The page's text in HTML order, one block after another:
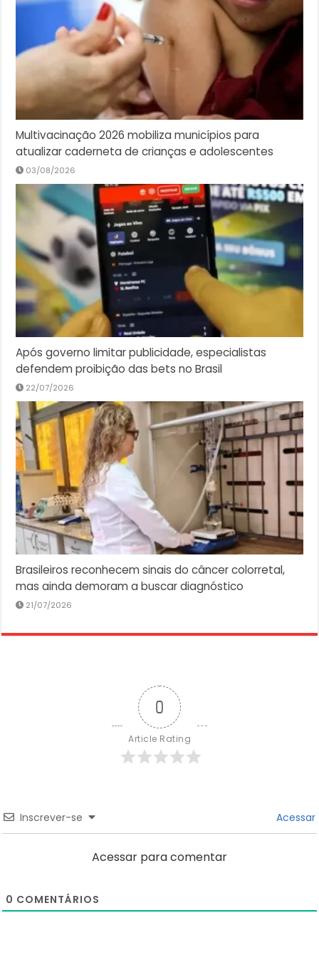
Multivacinação 2026 mobiliza municípios para
atualizar caderneta de crianças e adolescentes
03/08/2026
Após governo limitar publicidade, especialistas
defendem proibição das bets no Brasil
22/07/2026
Brasileiros reconhecem sinais do câncer colorretal,
mas ainda demoram a buscar diagnóstico
21/07/2026
0
Article Rating
Inscrever-se Acessar
Acessar para comentar
0 COMENTÁRIOS